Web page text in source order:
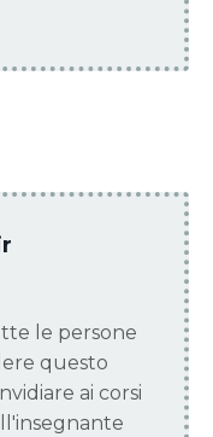
le persone
questo
ai corsi